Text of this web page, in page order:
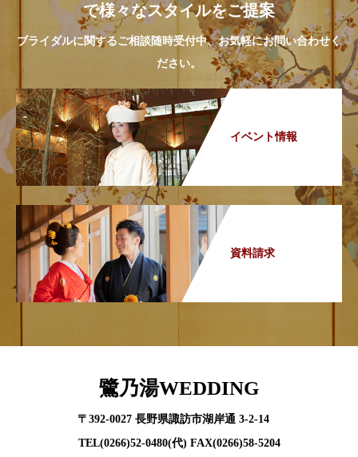
で様々なスタイルをご提案
ブライダルに関するご相談随時受付中、お気軽にお問い合わせく
ださい。
イベント情報
資料請求
鷺乃湯WEDDING
〒392-0027 長野県諏訪市湖岸通 3-2-14
TEL(0266)52-0480(代) FAX(0266)58-5204